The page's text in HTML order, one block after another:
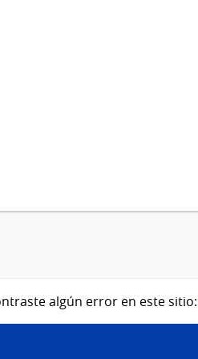
algún error en este sitio: